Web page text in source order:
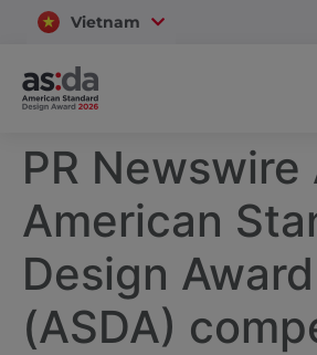
Vietnam
Thailand
PR Newswire
American
Design
(ASDA)